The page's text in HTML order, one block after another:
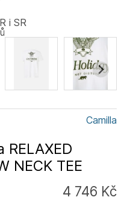
Camilla
RELAXED
NECK TEE
4 746 Kč
i SR